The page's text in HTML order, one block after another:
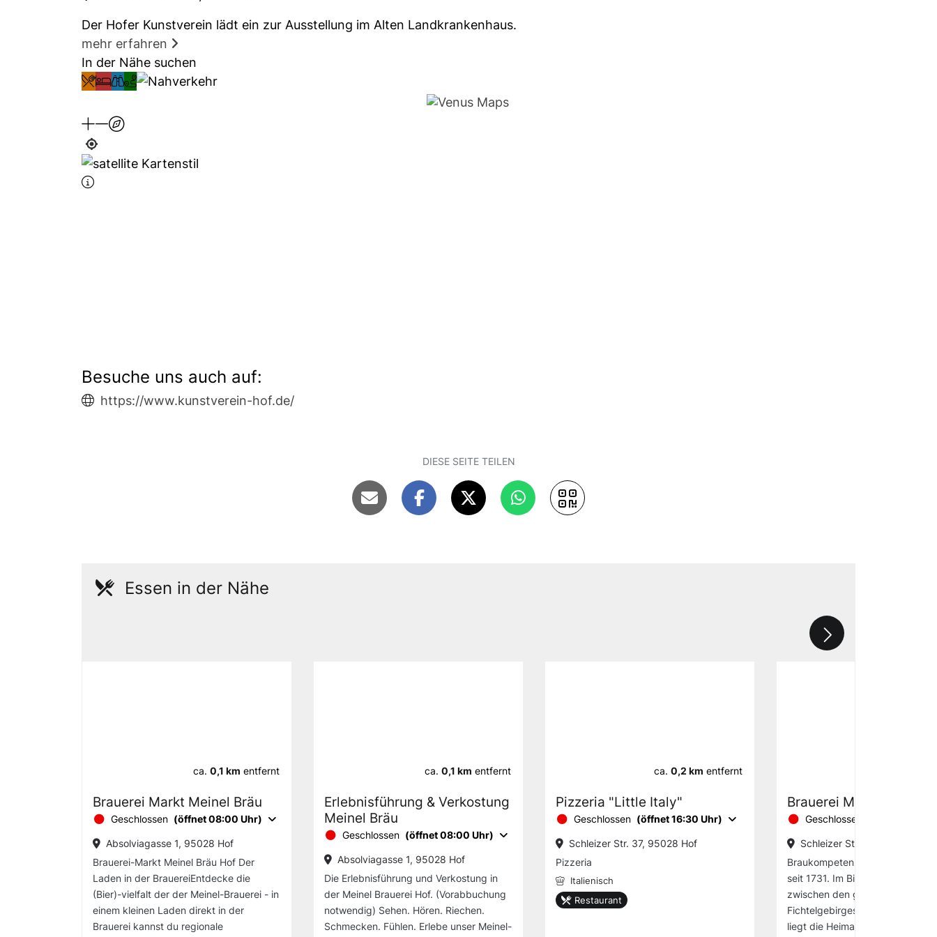
Der Hofer Kunstverein lädt ein zur Ausstellung im Alten Landkrankenhaus.
mehr erfahren
In der Nähe suchen
Besuche uns auch auf:
https://www.kunstverein-hof.de/
DIESE SEITE TEILEN
Essen in der Nähe
ca. 0,1 km entfernt
Brauerei Markt Meinel Bräu
Geschlossen (öffnet 08:00 Uhr)
Absolviagasse 1, 95028 Hof
Brauerei-Markt Meinel Bräu Hof Der
Laden in der BrauereiEntdecke die
(Bier)-vielfalt der der Meinel-Brauerei - in
einem kleinen Laden direkt in der
Brauerei kannst du regionale
ca. 0,1 km entfernt
Erlebnisführung & Verkostung
Meinel Bräu
Geschlossen (öffnet 08:00 Uhr)
Absolviagasse 1, 95028 Hof
Die Erlebnisführung und Verkostung in
der Meinel Brauerei Hof. (Vorabbuchung
notwendig) Sehen. Hören. Riechen.
Schmecken. Fühlen. Erlebe unser Meinel-
ca. 0,2 km entfernt
Pizzeria "Little Italy"
Geschlossen (öffnet 16:30 Uhr)
Schleizer Str. 37, 95028 Hof
Pizzeria
Italienisch
Restaurant
Brauerei Meinel
Geschlossen
Schleizer Str. 4, 95028 Hof
Braukompetenz und
seit 1731. Im Biereldorado
zwischen den grünen Wäldern
Fichtelgebirges und des
liegt die Heimat des Meinel-Bräu.